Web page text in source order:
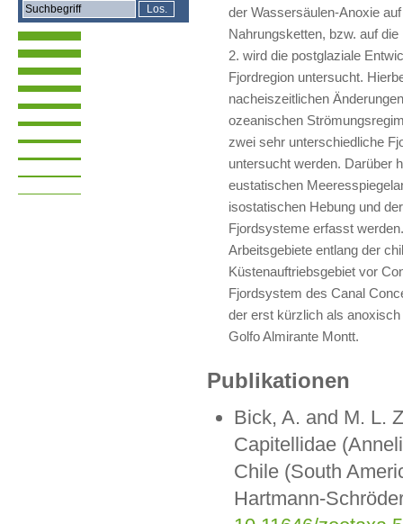
der Wassersäulen-Anoxie
Nahrungsketten, bzw. auf
2. wird die postglaziale
Fjordregion untersucht.
nacheiszeitlichen
ozeanischen
zwei sehr unterschiedliche
untersucht werden. Darüber
eustatischen
isostatischen Hebung und
Fjordsysteme erfasst
Arbeitsgebiete entlang der
Küstenauftriebsgebiet vor
Fjordsystem des Canal
der erst kürzlich als
Golfo Almirante Montt.
Publikationen
Bick, A. and M. L.
Capitellidae
Chile (South
Hartmann-